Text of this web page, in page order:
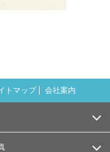
トマップ 会社案内